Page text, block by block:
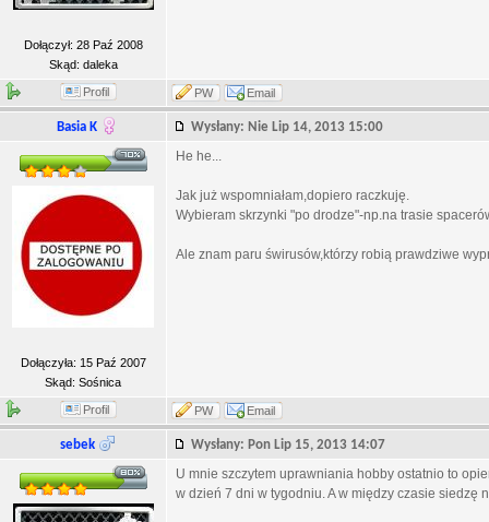
Dołączył: 28 Paź 2008
Skąd: daleka
Profil PW Email
Basia K Wysłany: Nie Lip 14, 2013 15:00
Dołączyła: 15 Paź 2007
Skąd: Sośnica
He he...
Jak już wspomniałam,dopiero raczkuję.
Wybieram skrzynki "po drodze"-np.na trasie
Ale znam paru świrusów,którzy robią prawdziwe
Profil PW Email
sebek Wysłany: Pon Lip 15, 2013 14:07
U mnie szczytem uprawniania hobby ostatnio to
w dzień 7 dni w tygodniu. A w między czasie siedzę